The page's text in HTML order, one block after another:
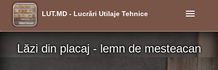
LUT.MD - Lucrări Utilaje Tehnice menu
Lăzi din placaj - lemn de mesteacan